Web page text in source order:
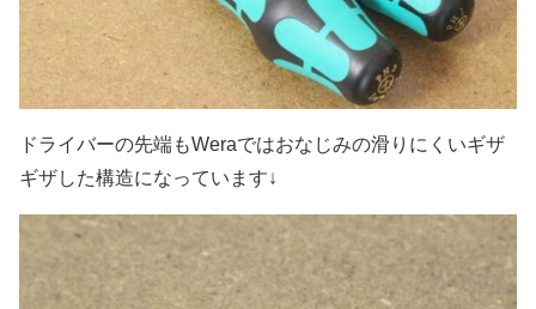
ドライバーの先端もWeraではおなじみの滑りにくいギザ
ギザした構造になっています↓